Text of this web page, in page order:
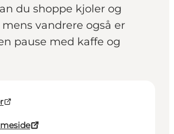
du shoppe kjoler og
vandrere også er
pause med kaffe og